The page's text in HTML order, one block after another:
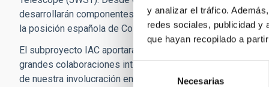
y analizar el tráfico.
redes sociales, publicidad y
que hayan recopilado a
Selección
Necesarias
desarrollarán componentes críticos, tecnologías
la posición española de Co-IP en el instrumento SAFARI y
El subproyecto IAC aportará su experiencia basada en la
grandes colaboraciones internacionales. Nuestra
de nuestra involucración en el consorcio SPIRE de